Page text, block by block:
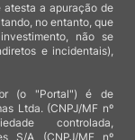
atesta a apuração de
no entanto, que
não se
e incidentais),
(o "Portal") é de
Ltda. (CNPJ/MF nº
controlada,
S/A (CNPJ/MF nº